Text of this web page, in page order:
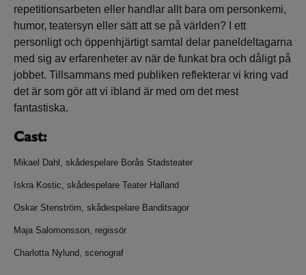
repetitionsarbeten eller handlar allt bara om personkemi,
humor, teatersyn eller sätt att se på världen? I ett
personligt och öppenhjärtigt samtal delar paneldeltagarna
med sig av erfarenheter av när de funkat bra och dåligt på
jobbet. Tillsammans med publiken reflekterar vi kring vad
det är som gör att vi ibland är med om det mest
fantastiska.
Cast:
Mikael Dahl, skådespelare Borås Stadsteater
Iskra Kostic, skådespelare Teater Halland
Oskar Stenström, skådespelare Banditsagor
Maja Salomonsson, regissör
Charlotta Nylund, scenograf